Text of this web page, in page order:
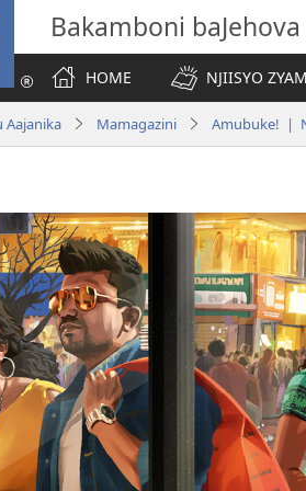
Bakamboni baJehova
HOME
NJIISYO
Aajanika Mamagazini Amubuke! |